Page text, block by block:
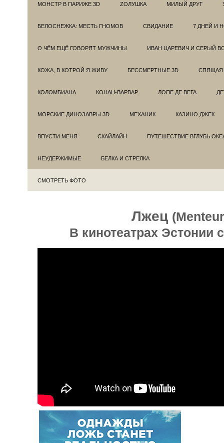
МОНСТР В ПАРИЖЕ 3D ZОЛУШКА МИЛЫЙ ДРУГ
БЕЛОСНЕЖКА: МЕСТЬ ГНОМОВ СВИДАНИЕ 7 ДНЕЙ И
О ЧЁМ ЕЩЁ ГОВОРЯТ МУЖЧИНЫ ИВАН ЦАРЕВИЧ И СЕРЫЙ
КОЖА, В КОТРОЙ Я ЖИВУ БЕССМЕРТНЫЕ 3D СПЯЩАЯ
КОЛОМБИАНА КОНАН-ВАРВАР ЛОПЕ ДЕ ВЕГА
МОРСКИЕ ДИНОЗАВРЫ 3D МЕХАНИК КАЗИНО ДЖЕК
ВПУСТИ МЕНЯ СКАЙЛАЙН ПУТЕШЕСТВИЕ ВГЛУБЬ
НЕУДЕРЖИМЫЕ БЕЛКА И СТРЕЛКА
СМОТРЕТЬ ФОТО
Лжец
В кинотеатрах Эстонии